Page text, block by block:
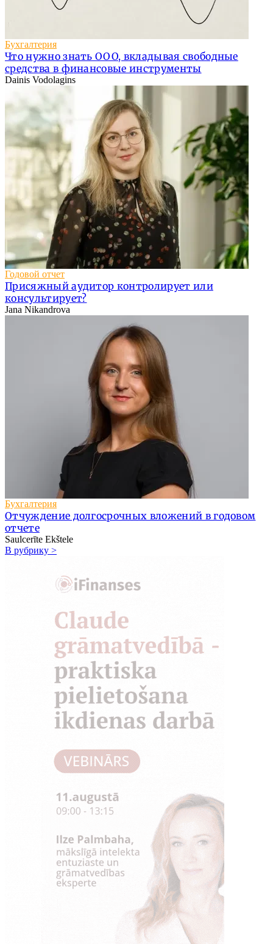
Бухгалтерия
Что нужно знать ООО, вкладывая свободные
средства в финансовые инструменты
Dainis Vodolagins
Годовой отчет
Присяжный аудитор контролирует или
консультирует?
Jana Nikandrova
Бухгалтерия
Отчуждение долгосрочных вложений в годовом
отчете
Saulcerīte Ekštele
В рубрику >